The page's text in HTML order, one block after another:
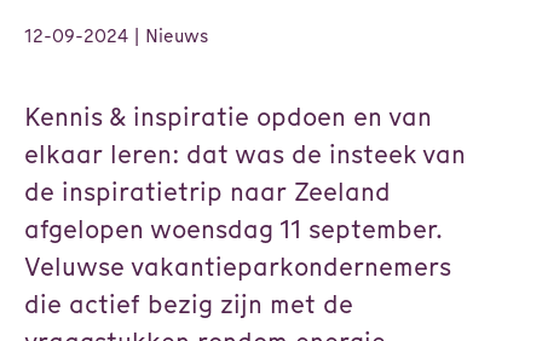
12-09-2024 | Nieuws
Kennis & inspiratie opdoen en van
elkaar leren: dat was de insteek van
de inspiratietrip naar Zeeland
afgelopen woensdag 11 september.
Veluwse vakantieparkondernemers
die actief bezig zijn met de